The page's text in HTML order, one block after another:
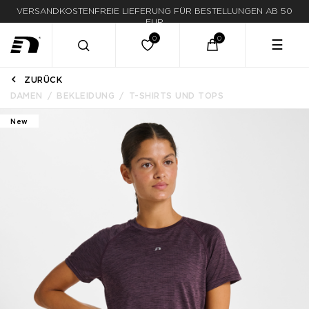
LIEFERUNG IN 1-3 WERKTAGEN
☰
ZURÜCK
DAMEN
BEKLEIDUNG T-SHIRTS UND TOPS
New